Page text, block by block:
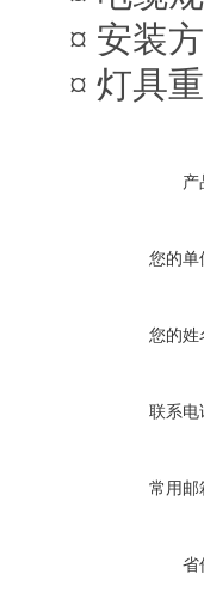
¤ 安装
¤ 灯具
产
您的单
您的姓
联系电
常用邮
省